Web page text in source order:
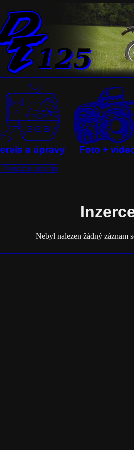
a úpravy Foto +
Vymazání inzerátu
Nebyl nalezen žádný záznam